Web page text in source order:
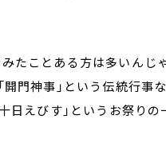
たことある方は多いんじ
門神事」という伝統行事な
日えびす」というお祭り